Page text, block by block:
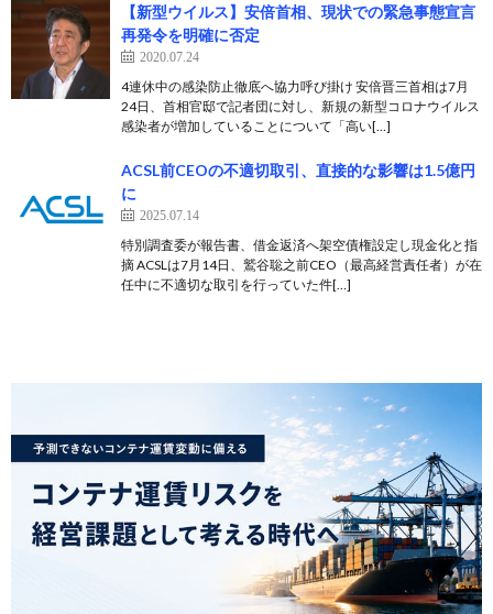
【新型ウイルス】安倍首相、現状での緊急事態宣言
再発令を明確に否定
2020.07.24
4連休中の感染防止徹底へ協力呼び掛け 安倍晋三首相は7月
24日、首相官邸で記者団に対し、新規の新型コロナウイルス
感染者が増加していることについて「高い[…]
ACSL前CEOの不適切取引、直接的な影響は1.5億円
に
2025.07.14
特別調査委が報告書、借金返済へ架空債権設定し現金化と指
摘 ACSLは7月14日、鷲谷聡之前CEO（最高経営責任者）が在
任中に不適切な取引を行っていた件[…]